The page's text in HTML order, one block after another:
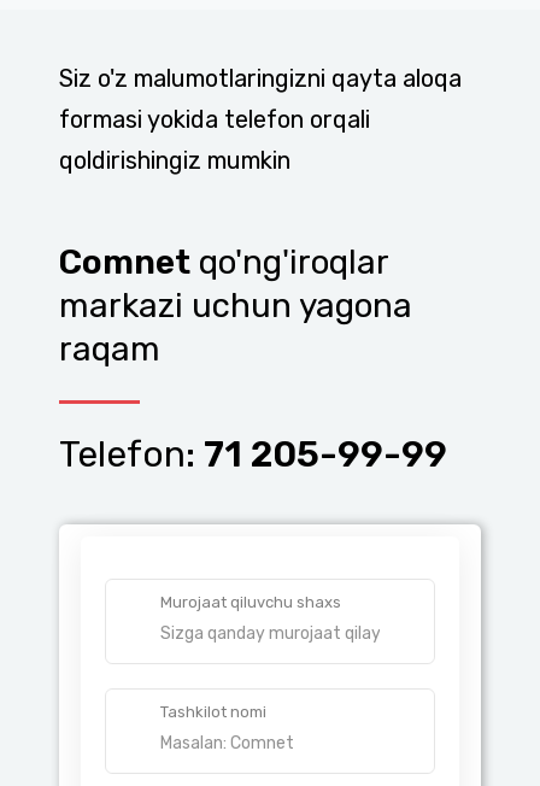
Siz o'z malumotlaringizni qayta aloqa
formasi yokida telefon orqali
qoldirishingiz mumkin
Comnet qo'ng'iroqlar
markazi uchun yagona
raqam
Telefon: 71 205-99-99
Murojaat qiluvchu shaxs
Tashkilot nomi